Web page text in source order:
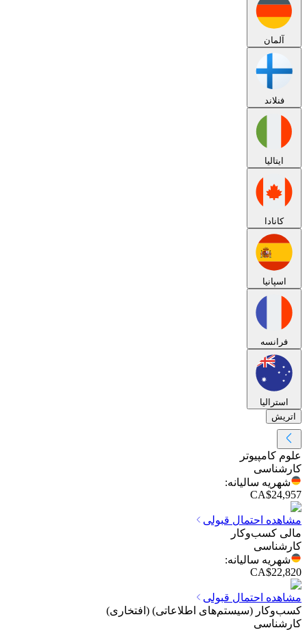
آلمان
فنلاند
ایتالیا
کانادا
اسپانیا
فرانسه
استرالیا
اتریش
علوم کامپیوتر
کارشناسی
شهریه سالیانه:
CA$24,957
مشاهده احتمال قبولی
مالی کسب‌وکار
کارشناسی
شهریه سالیانه:
CA$22,820
مشاهده احتمال قبولی
کسب‌وکار (سیستم‌های اطلاعاتی) (افتخاری)
کارشناسی